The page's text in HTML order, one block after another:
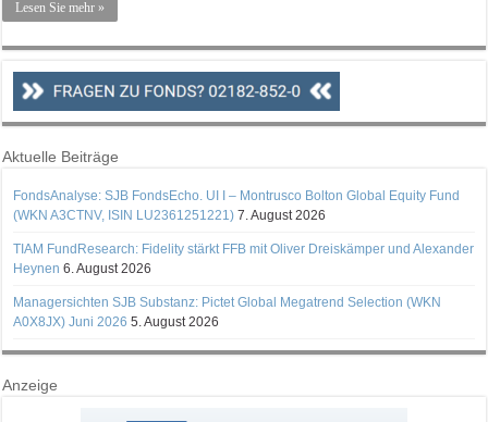
Lesen Sie mehr »
Aktuelle Beiträge
FondsAnalyse: SJB FondsEcho. UI I – Montrusco Bolton Global Equity Fund
(WKN A3CTNV, ISIN LU2361251221) 7. August 2026
TIAM FundResearch: Fidelity stärkt FFB mit Oliver Dreiskämper und Alexander
Heynen 6. August 2026
Managersichten SJB Substanz: Pictet Global Megatrend Selection (WKN
A0X8JX) Juni 2026 5. August 2026
Anzeige